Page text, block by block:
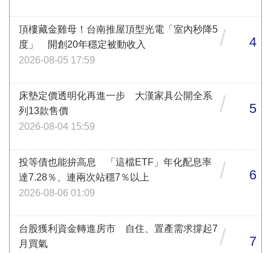
頂樓藏金雞母！台南推屋頂型光電「室內秒降5
度」 開創20年穩定被動收入
2026-08-05 17:59
/ 4
床墊定價透明化再進一步 大漢家具公開全系
列13款售價
2026-08-04 15:59
/ 5
投等債也能拚高息 「這檔ETF」年化配息率
達7.28％、連兩次站穩7％以上
2026-08-06 01:09
/ 6
台股獲利資金轉進房市 自住、置產需求撐起7
月買氣
/ 7